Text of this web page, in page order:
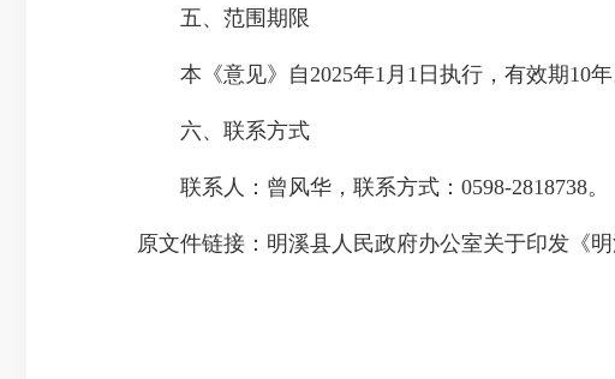
五、范围期限
本《意见》自2025年1月1日执行，有效期10年
六、联系方式
联系人：曾风华，联系方式：0598-2818738。
原文件链接： 明溪县人民政府办公室关于印发《